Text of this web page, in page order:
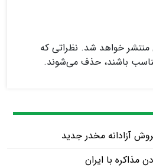
خواهد شد. نظراتی که
باشند، حذف می‌شوند.
آزادانه مخدر جدید
مذاکره با ایران